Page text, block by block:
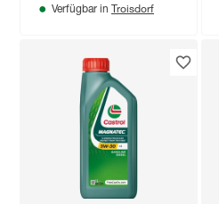
Verfügbar in Troisdorf